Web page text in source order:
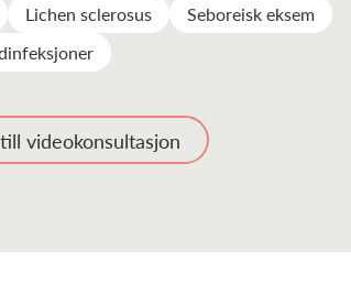
Lichen sclerosus
Seboreisk eksem
videokonsultasjon